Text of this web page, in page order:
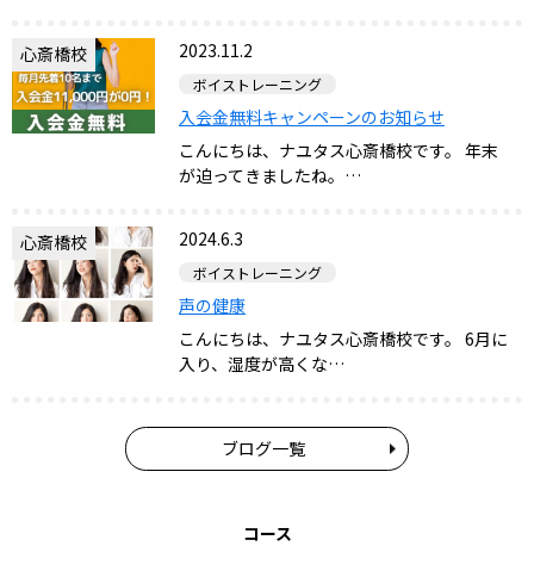
心斎橋校 2023.11.2
ボイストレーニング
入会金無料キャンペーンのお知らせ
こんにちは、ナユタス心斎橋校です。 年末
が迫ってきましたね。…
心斎橋校 2024.6.3
ボイストレーニング
声の健康
こんにちは、ナユタス心斎橋校です。 6月に
入り、湿度が高くな…
ブログ一覧
コース